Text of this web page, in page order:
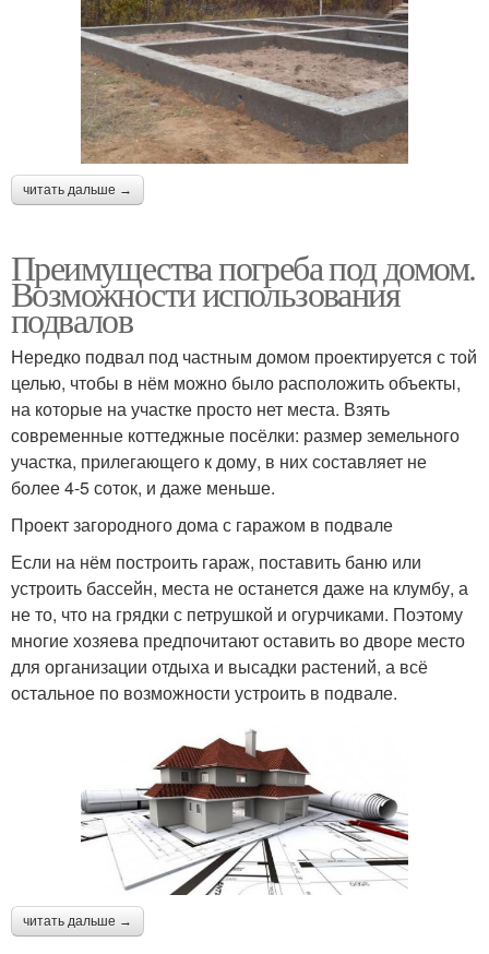
читать дальше →
Преимущества погреба под домом.
Возможности использования
подвалов
Нередко подвал под частным домом проектируется с той
целью, чтобы в нём можно было расположить объекты,
на которые на участке просто нет места. Взять
современные коттеджные посёлки: размер земельного
участка, прилегающего к дому, в них составляет не
более 4-5 соток, и даже меньше.
Проект загородного дома с гаражом в подвале
Если на нём построить гараж, поставить баню или
устроить бассейн, места не останется даже на клумбу, а
не то, что на грядки с петрушкой и огурчиками. Поэтому
многие хозяева предпочитают оставить во дворе место
для организации отдыха и высадки растений, а всё
остальное по возможности устроить в подвале.
читать дальше →